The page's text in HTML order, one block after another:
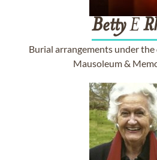
BettyE
Burial arrangements under
Mausoleum &